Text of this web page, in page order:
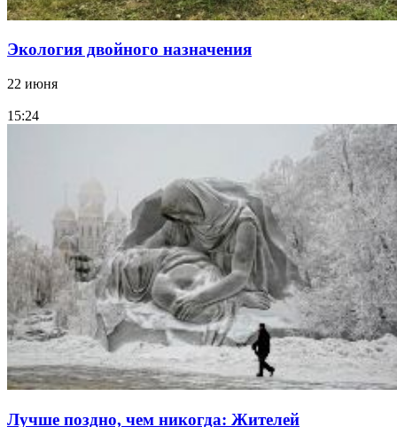
Экология двойного назначения
22 июня
15:24
Лучше поздно, чем никогда: Жителей